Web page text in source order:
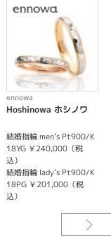
ennowa
Hoshinowa ホシノワ
結婚指輪 men’s Pt900/K
18YG ￥240,000（税
込）
結婚指輪 lady’s Pt900/K
18PG ￥201,000（税
込）